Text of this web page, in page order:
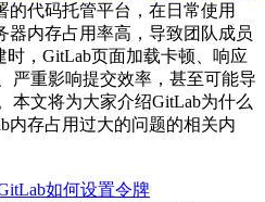
ci.yml
道中运行静态代码分析，并生
DAST模板用于动态应用程序安
中，引用DAST模板：
的代码托管平台，在日常使用
器内存占用率高，导致团队成员
，GitLab页面加载卡顿、响应
严重影响提交效率，甚至可能导
本文将为大家介绍GitLab为什么
内存占用过大的问题的相关内
如何设置令牌